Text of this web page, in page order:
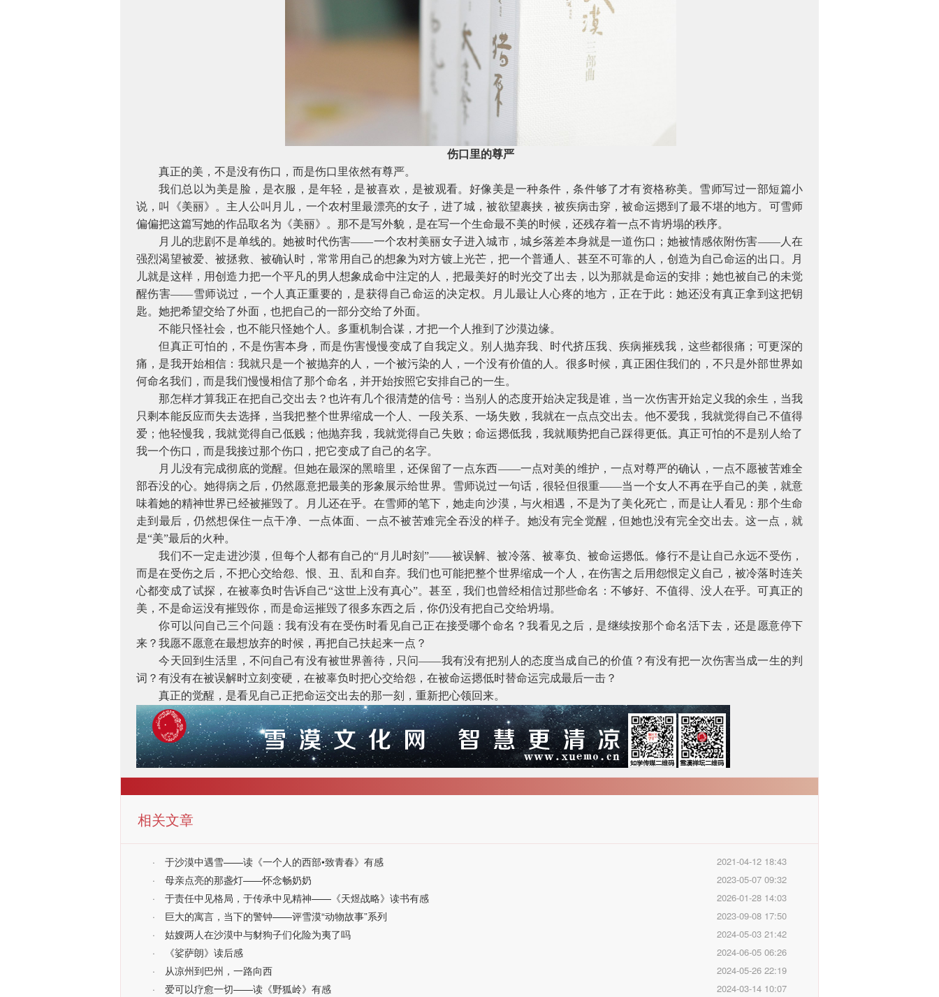
伤口里的尊严
真正的美，不是没有伤口，而是伤口里依然有尊严。
我们总以为美是脸，是衣服，是年轻，是被喜欢，是被观看。好像美是一种条件，条件够了才有资格称美。雪师写过一部短篇小
说，叫《美丽》。主人公叫月儿，一个农村里最漂亮的女子，进了城，被欲望裹挟，被疾病击穿，被命运摁到了最不堪的地方。可雪师
偏偏把这篇写她的作品取名为《美丽》。那不是写外貌，是在写一个生命最不美的时候，还残存着一点不肯坍塌的秩序。
月儿的悲剧不是单线的。她被时代伤害——一个农村美丽女子进入城市，城乡落差本身就是一道伤口；她被情感依附伤害——人在
强烈渴望被爱、被拯救、被确认时，常常用自己的想象为对方镀上光芒，把一个普通人、甚至不可靠的人，创造为自己命运的出口。月
儿就是这样，用创造力把一个平凡的男人想象成命中注定的人，把最美好的时光交了出去，以为那就是命运的安排；她也被自己的未觉
醒伤害——雪师说过，一个人真正重要的，是获得自己命运的决定权。月儿最让人心疼的地方，正在于此：她还没有真正拿到这把钥
匙。她把希望交给了外面，也把自己的一部分交给了外面。
不能只怪社会，也不能只怪她个人。多重机制合谋，才把一个人推到了沙漠边缘。
但真正可怕的，不是伤害本身，而是伤害慢慢变成了自我定义。别人抛弃我、时代挤压我、疾病摧残我，这些都很痛；可更深的
痛，是我开始相信：我就只是一个被抛弃的人，一个被污染的人，一个没有价值的人。很多时候，真正困住我们的，不只是外部世界如
何命名我们，而是我们慢慢相信了那个命名，并开始按照它安排自己的一生。
那怎样才算我正在把自己交出去？也许有几个很清楚的信号：当别人的态度开始决定我是谁，当一次伤害开始定义我的余生，当我
只剩本能反应而失去选择，当我把整个世界缩成一个人、一段关系、一场失败，我就在一点点交出去。他不爱我，我就觉得自己不值得
爱；他轻慢我，我就觉得自己低贱；他抛弃我，我就觉得自己失败；命运摁低我，我就顺势把自己踩得更低。真正可怕的不是别人给了
我一个伤口，而是我接过那个伤口，把它变成了自己的名字。
月儿没有完成彻底的觉醒。但她在最深的黑暗里，还保留了一点东西——一点对美的维护，一点对尊严的确认，一点不愿被苦难全
部吞没的心。她得病之后，仍然愿意把最美的形象展示给世界。雪师说过一句话，很轻但很重——当一个女人不再在乎自己的美，就意
味着她的精神世界已经被摧毁了。月儿还在乎。在雪师的笔下，她走向沙漠，与火相遇，不是为了美化死亡，而是让人看见：那个生命
走到最后，仍然想保住一点干净、一点体面、一点不被苦难完全吞没的样子。她没有完全觉醒，但她也没有完全交出去。这一点，就
是“美”最后的火种。
我们不一定走进沙漠，但每个人都有自己的“月儿时刻”——被误解、被冷落、被辜负、被命运摁低。修行不是让自己永远不受伤，
而是在受伤之后，不把心交给怨、恨、丑、乱和自弃。我们也可能把整个世界缩成一个人，在伤害之后用怨恨定义自己，被冷落时连关
心都变成了试探，在被辜负时告诉自己“这世上没有真心”。甚至，我们也曾经相信过那些命名：不够好、不值得、没人在乎。可真正的
美，不是命运没有摧毁你，而是命运摧毁了很多东西之后，你仍没有把自己交给坍塌。
你可以问自己三个问题：我有没有在受伤时看见自己正在接受哪个命名？我看见之后，是继续按那个命名活下去，还是愿意停下
来？我愿不愿意在最想放弃的时候，再把自己扶起来一点？
今天回到生活里，不问自己有没有被世界善待，只问——我有没有把别人的态度当成自己的价值？有没有把一次伤害当成一生的判
词？有没有在被误解时立刻变硬，在被辜负时把心交给怨，在被命运摁低时替命运完成最后一击？
真正的觉醒，是看见自己正把命运交出去的那一刻，重新把心领回来。
相关文章
· 于沙漠中遇雪——读《一个人的西部•致青春》有感 2021-04-12 18:43
· 母亲点亮的那盏灯——怀念畅奶奶 2023-05-07 09:32
· 于责任中见格局，于传承中见精神——《天煜战略》读书有感 2026-01-28 14:03
· 巨大的寓言，当下的警钟——评雪漠“动物故事”系列 2023-09-08 17:50
· 姑嫂两人在沙漠中与豺狗子们化险为夷了吗 2024-05-03 21:42
· 《娑萨朗》读后感 2024-06-05 06:26
· 从凉州到巴州，一路向西 2024-05-26 22:19
· 爱可以疗愈一切——读《野狐岭》有感 2024-03-14 10:07